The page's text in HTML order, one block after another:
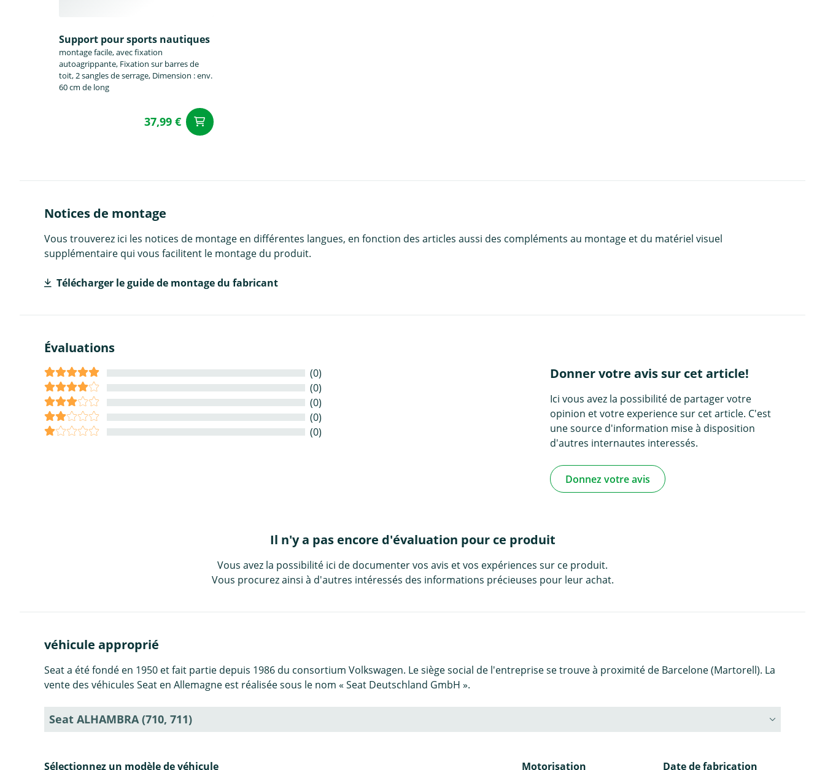
Support pour sports nautiques
montage facile, avec fixation
autoagrippante, Fixation sur barres de
toit, 2 sangles de serrage, Dimension : env.
60 cm de long
37,99 €
Notices de montage
Vous trouverez ici les notices de montage en différentes langues, en fonction des articles aussi des compléments au montage et du matériel visuel
supplémentaire qui vous facilitent le montage du produit.
Télécharger le guide de montage du fabricant
Évaluations
(0)
(0)
(0)
(0)
(0)
Donner votre avis sur cet article!
Ici vous avez la possibilité de partager votre
opinion et votre experience sur cet article. C'est
une source d'information mise à disposition
d'autres internautes interessés.
Donnez votre avis
Il n'y a pas encore d'évaluation pour ce produit
Vous avez la possibilité ici de documenter vos avis et vos expériences sur ce produit.
Vous procurez ainsi à d'autres intéressés des informations précieuses pour leur achat.
véhicule approprié
Seat a été fondé en 1950 et fait partie depuis 1986 du consortium Volkswagen. Le siège social de l'entreprise se trouve à proximité de Barcelone (Martorell). La
vente des véhicules Seat en Allemagne est réalisée sous le nom « Seat Deutschland GmbH ».
Seat ALHAMBRA (710, 711)
Sélectionnez un modèle de véhicule Motorisation Date de fabrication